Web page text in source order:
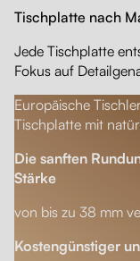
Tischplatte nach
Jede Tischplatte
Fokus auf
Europäische
Tischplatte mit
Die sanften
Stärke
von bis zu 38 mm
Kostengünstiger